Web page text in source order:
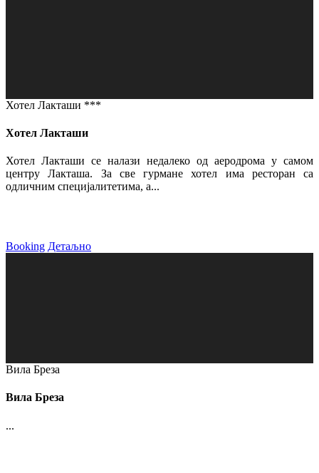
Хотел Лакташи ***
Хотел Лакташи
Хотел Лакташи се налази недалеко од аеродрома у самом
центру Лакташа. За све гурмане хотел има ресторан са
одличним специјалитетима, а...
Booking Детаљно
Вила Бреза
Вила Бреза
...